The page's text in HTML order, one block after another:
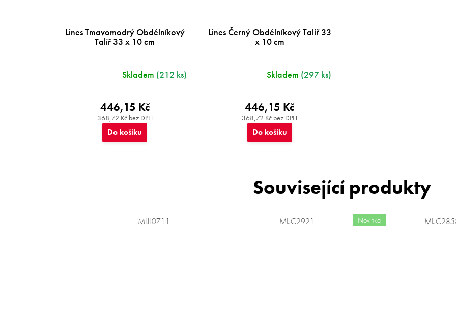
Lines Tmavomodrý Obdélníkový
Talíř 33 x 10 cm
Skladem (212 ks)
368,72 Kč bez DPH
446,15 Kč
Do košíku
Lines Černý Obdélníkový Talíř 33
x 10 cm
Skladem (297 ks)
368,72 Kč bez DPH
446,15 Kč
Do košíku
Související produkty
MIJL0711 MIJC2921 Novinka